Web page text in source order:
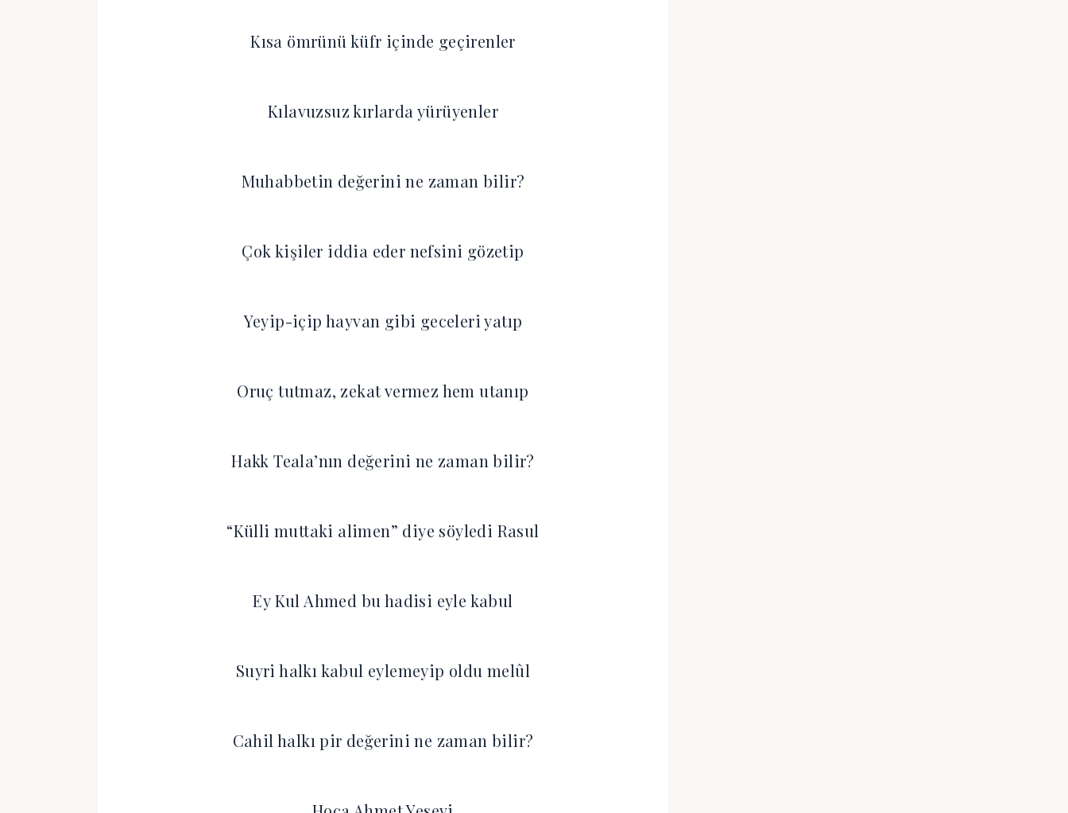
Kısa ömrünü küfr içinde geçirenler
Kılavuzsuz kırlarda yürüyenler
Muhabbetin değerini ne zaman bilir?
Çok kişiler iddia eder nefsini gözetip
Yeyip-içip hayvan gibi geceleri yatıp
Oruç tutmaz, zekat vermez hem utanıp
Hakk Teala’nın değerini ne zaman bilir?
“Külli muttaki alimen” diye söyledi Rasul
Ey Kul Ahmed bu hadisi eyle kabul
Suyri halkı kabul eylemeyip oldu melûl
Cahil halkı pir değerini ne zaman bilir?